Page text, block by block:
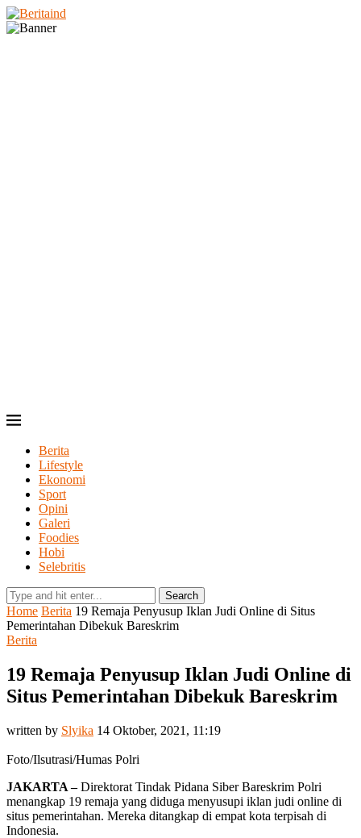
Berita
Lifestyle
Ekonomi
Sport
Opini
Galeri
Foodies
Hobi
Selebritis
Search
Home Berita 19 Remaja Penyusup Iklan Judi Online di Situs
Pemerintahan Dibekuk Bareskrim
Berita
19 Remaja Penyusup Iklan Judi Online di
Situs Pemerintahan Dibekuk Bareskrim
written by Slyika 14 Oktober, 2021, 11:19
Foto/Ilsutrasi/Humas Polri
JAKARTA –Direktorat Tindak Pidana Siber Bareskrim Polri
menangkap 19 remaja yang diduga menyusupi iklan judi online di
situs pemerintahan. Mereka ditangkap di empat kota terpisah di
Indonesia.